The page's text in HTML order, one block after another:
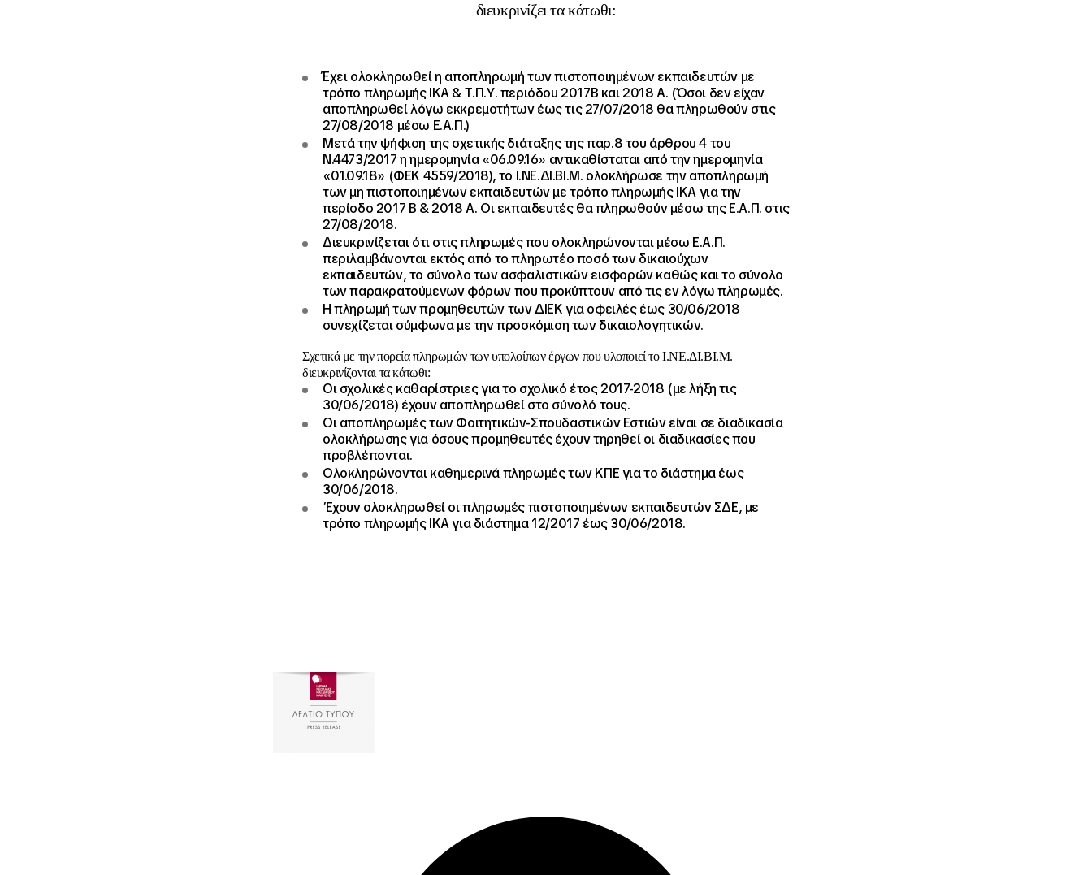
διευκρινίζει τα κάτωθι:
Έχει ολοκληρωθεί η αποπληρωμή των πιστοποιημένων εκπαιδευτών με
τρόπο πληρωμής ΙΚΑ & Τ.Π.Υ. περιόδου 2017Β και 2018 Α. (Όσοι δεν είχαν
αποπληρωθεί λόγω εκκρεμοτήτων έως τις 27/07/2018 θα πληρωθούν στις
27/08/2018 μέσω Ε.Α.Π.)
Μετά την ψήφιση της σχετικής διάταξης της παρ.8 του άρθρου 4 του
Ν.4473/2017 η ημερομηνία «06.09.16» αντικαθίσταται από την ημερομηνία
«01.09.18» (ΦΕΚ 4559/2018), το Ι.ΝΕ.ΔΙ.ΒΙ.Μ. ολοκλήρωσε την αποπληρωμή
των μη πιστοποιημένων εκπαιδευτών με τρόπο πληρωμής ΙΚΑ για την
περίοδο 2017 Β & 2018 Α. Οι εκπαιδευτές θα πληρωθούν μέσω της Ε.Α.Π. στις
27/08/2018.
Διευκρινίζεται ότι στις πληρωμές που ολοκληρώνονται μέσω Ε.Α.Π.
περιλαμβάνονται εκτός από το πληρωτέο ποσό των δικαιούχων
εκπαιδευτών, το σύνολο των ασφαλιστικών εισφορών καθώς και το σύνολο
των παρακρατούμενων φόρων που προκύπτουν από τις εν λόγω πληρωμές.
Η πληρωμή των προμηθευτών των ΔΙΕΚ για οφειλές έως 30/06/2018
συνεχίζεται σύμφωνα με την προσκόμιση των δικαιολογητικών.
Σχετικά με την πορεία πληρωμών των υπολοίπων έργων που υλοποιεί το Ι.ΝΕ.ΔΙ.ΒΙ.Μ.
διευκρινίζονται τα κάτωθι:
Οι σχολικές καθαρίστριες για το σχολικό έτος 2017-2018 (με λήξη τις
30/06/2018) έχουν αποπληρωθεί στο σύνολό τους.
Οι αποπληρωμές των Φοιτητικών-Σπουδαστικών Εστιών είναι σε διαδικασία
ολοκλήρωσης για όσους προμηθευτές έχουν τηρηθεί οι διαδικασίες που
προβλέπονται.
Ολοκληρώνονται καθημερινά πληρωμές των ΚΠΕ για το διάστημα έως
30/06/2018.
Έχουν ολοκληρωθεί οι πληρωμές πιστοποιημένων εκπαιδευτών ΣΔΕ, με
τρόπο πληρωμής ΙΚΑ για διάστημα 12/2017 έως 30/06/2018.